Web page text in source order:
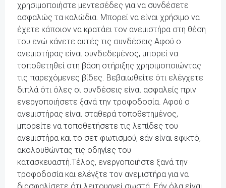
χρησιμοποιήστε μεντεσέδες για να συνδέσετε
ασφαλώς τα καλώδια. Μπορεί να είναι χρήσιμο να
έχετε κάποιον να κρατάει τον ανεμιστήρα στη θέση
του ενώ κάνετε αυτές τις συνδέσεις.Αφού ο
ανεμιστήρας είναι συνδεδεμένος, μπορεί να
τοποθετηθεί στη βάση στήριξης χρησιμοποιώντας
τις παρεχόμενες βίδες. Βεβαιωθείτε ότι ελέγχετε
διπλά ότι όλες οι συνδέσεις είναι ασφαλείς πριν
ενεργοποιήσετε ξανά την τροφοδοσία. Αφού ο
ανεμιστήρας είναι σταθερά τοποθετημένος,
μπορείτε να τοποθετήσετε τις λεπίδες του
ανεμιστήρα και το σετ φωτισμού, εάν είναι εφικτό,
ακολουθώντας τις οδηγίες του
κατασκευαστή.Τέλος, ενεργοποιήστε ξανά την
τροφοδοσία και ελέγξτε τον ανεμιστήρα για να